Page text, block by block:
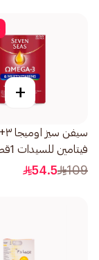
+
فيتامين للسيدات 1قطعة
109
54.5